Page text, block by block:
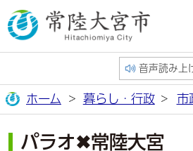
音声読み上
ホーム 暮らし・行政 市
パラオ✖常陸大宮